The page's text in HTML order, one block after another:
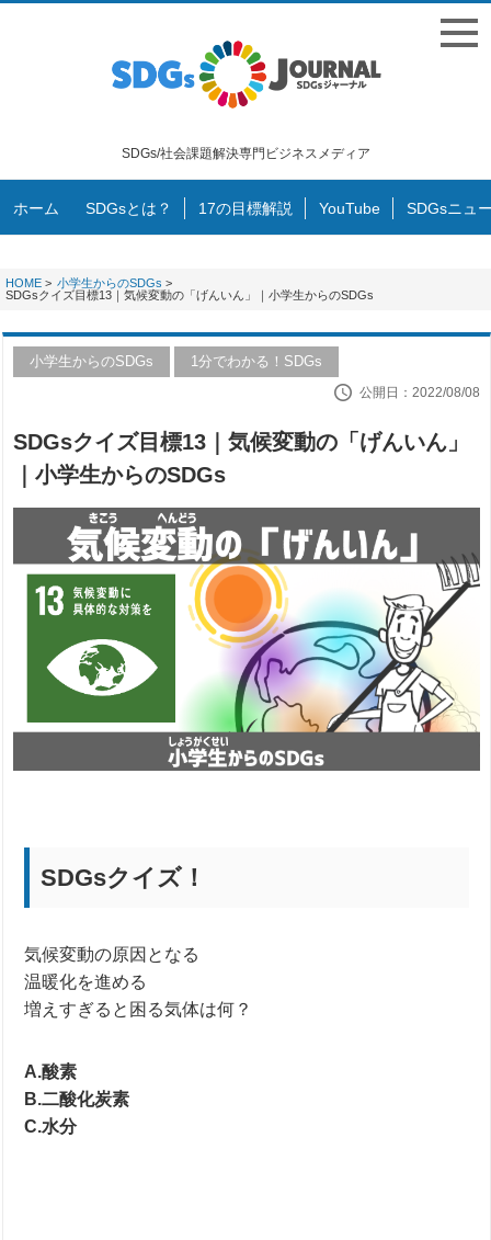
SDGs/社会課題解決専門ビジネスメディア
ホーム SDGsとは？ 17の目標解説 YouTube SDGsニュ
HOME > 小学生からのSDGs >
SDGsクイズ目標13｜気候変動の「げんいん」｜小学生からのSDGs
小学生からのSDGs 1分でわかる！SDGs
公開日：2022/08/08
SDGsクイズ目標13｜気候変動の「げんいん」
｜小学生からのSDGs
SDGsクイズ！
気候変動の原因となる
温暖化を進める
増えすぎると困る気体は何？
A.酸素
B.二酸化炭素
C.水分